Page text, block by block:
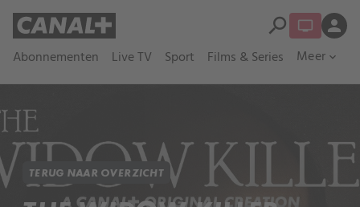
Abonnementen Live TV Sport Films & Series Meer expand_more
search person
TERUG NAAR OVERZICHT